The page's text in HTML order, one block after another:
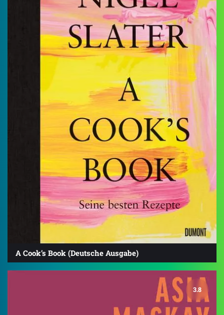
A Cook’s Book (Deutsche Ausgabe)
3.8